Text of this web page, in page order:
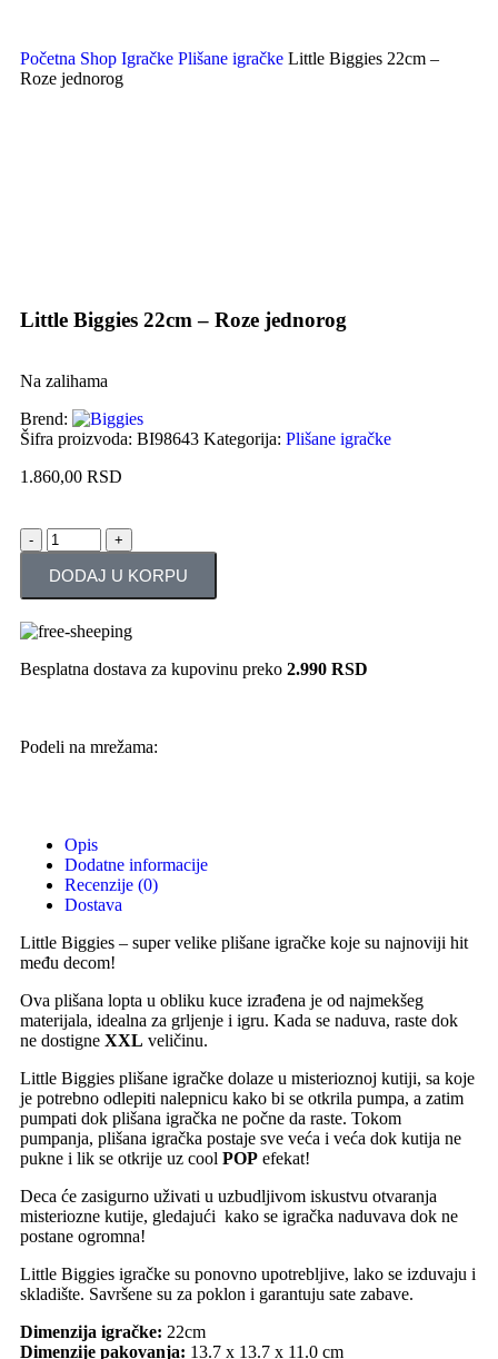
Početna Shop Igračke Plišane igračke Little Biggies 22cm –
Roze jednorog
Little Biggies 22cm – Roze jednorog
Na zalihama
Brend:
Šifra proizvoda: BI98643 Kategorija: Plišane igračke
1.860,00 RSD
DODAJ U KORPU
Besplatna dostava za kupovinu preko 2.990 RSD
Podeli na mrežama:
Opis
Dodatne informacije
Recenzije (0)
Dostava
Little Biggies – super velike plišane igračke koje su najnoviji hit
među decom!
Ova plišana lopta u obliku kuce izrađena je od najmekšeg
materijala, idealna za grljenje i igru. Kada se naduva, raste dok
ne dostigne XXL veličinu.
Little Biggies plišane igračke dolaze u misterioznoj kutiji, sa koje
je potrebno odlepiti nalepnicu kako bi se otkrila pumpa, a zatim
pumpati dok plišana igračka ne počne da raste. Tokom
pumpanja, plišana igračka postaje sve veća i veća dok kutija ne
pukne i lik se otkrije uz cool POP efekat!
Deca će zasigurno uživati u uzbudljivom iskustvu otvaranja
misteriozne kutije, gledajući kako se igračka naduvava dok ne
postane ogromna!
Little Biggies igračke su ponovno upotrebljive, lako se izduvaju i
skladište. Savršene su za poklon i garantuju sate zabave.
Dimenzija igračke: 22cm
Dimenzije pakovanja: 13.7 x 13.7 x 11.0 cm